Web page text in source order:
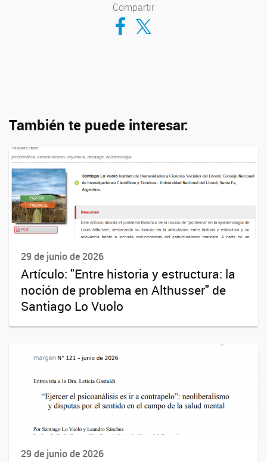
Compartir
Compartir en Facebook
Compartir en Twitter
También te puede interesar:
29 de junio de 2026
Artículo: "Entre historia y estructura: la
noción de problema en Althusser" de
Santiago Lo Vuolo
29 de junio de 2026